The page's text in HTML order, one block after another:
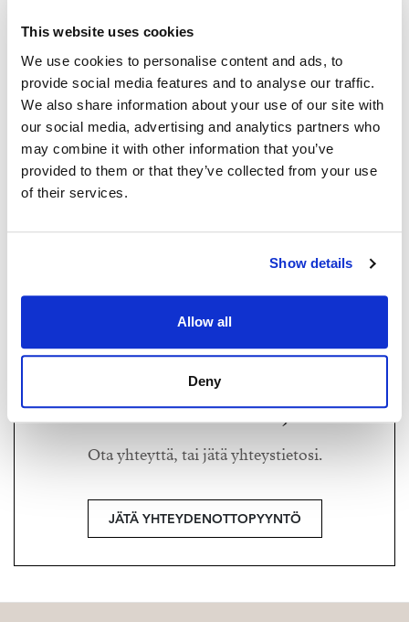
This website uses cookies
We use cookies to personalise content and ads, to
provide social media features and to analyse our traffic.
We also share information about your use of our site with
our social media, advertising and analytics partners who
may combine it with other information that you’ve
provided to them or that they’ve collected from your use
of their services.
Show details
Allow all
Deny
Ylempi kiinteistönvälittäjä YKV, LKV, MJD
Haluatko lisätietoja?
Ota yhteyttä, tai jätä yhteystietosi.
JÄTÄ YHTEYDENOTTOPYYNTÖ
ratkaisut sointuvat luontevasti yhteen ja silti koko ajan
kauniisti toinen toisiaan korostaen.
Bonuksena ympäristöstä löytyvät täydelliset
kulkuyhteydet, oli tarpeesi sitten juna- tai linja-
autoasema. Myös kaikki keskustan liikkeet, loistavat
ruokakaupat ja muut palvelut aukeavat aivan
kotiovelta.
Sovi esittelysi ja ihastut
maarit@strand.fi